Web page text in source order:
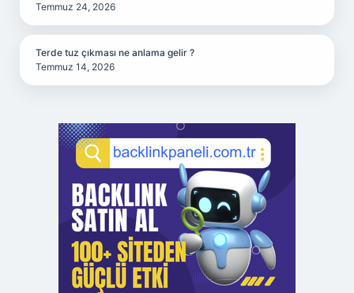
Temmuz 24, 2026
Terde tuz çıkması ne anlama gelir ?
Temmuz 14, 2026